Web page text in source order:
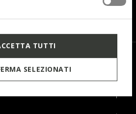
TUTTI
SELEZIONATI